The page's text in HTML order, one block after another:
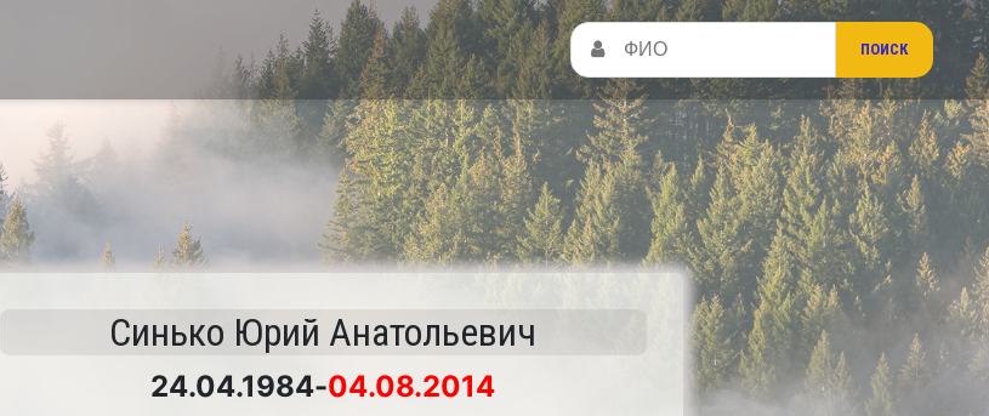
Синько Юрий Анатольевич
24.04.1984-04.08.2014